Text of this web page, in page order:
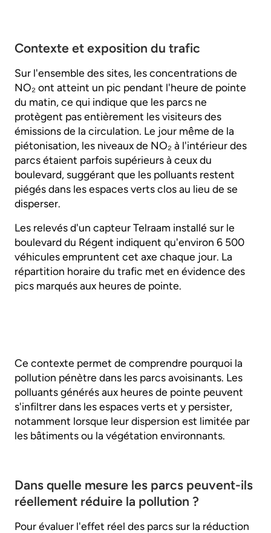
Contexte et exposition du trafic
Sur l'ensemble des sites, les concentrations de
NO₂ ont atteint un pic pendant l'heure de pointe
du matin, ce qui indique que les parcs ne
protègent pas entièrement les visiteurs des
émissions de la circulation. Le jour même de la
piétonisation, les niveaux de NO₂ à l'intérieur des
parcs étaient parfois supérieurs à ceux du
boulevard, suggérant que les polluants restent
piégés dans les espaces verts clos au lieu de se
disperser.
Les relevés d'un capteur Telraam installé sur le
boulevard du Régent indiquent qu'environ 6 500
véhicules empruntent cet axe chaque jour. La
répartition horaire du trafic met en évidence des
pics marqués aux heures de pointe.
Ce contexte permet de comprendre pourquoi la
pollution pénètre dans les parcs avoisinants. Les
polluants générés aux heures de pointe peuvent
s'infiltrer dans les espaces verts et y persister,
notamment lorsque leur dispersion est limitée par
les bâtiments ou la végétation environnants.
Dans quelle mesure les parcs peuvent-ils
réellement réduire la pollution ?
Pour évaluer l'effet réel des parcs sur la réduction